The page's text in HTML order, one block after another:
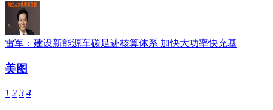
雷军：建设新能源车碳足迹核算体系 加快大功率快充基
美图
1 2 3 4